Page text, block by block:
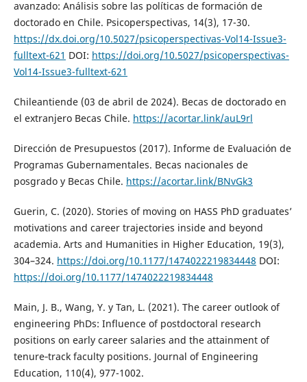
avanzado: Análisis sobre las políticas de formación de
doctorado en Chile. Psicoperspectivas, 14(3), 17-30.
https://dx.doi.org/10.5027/psicoperspectivas-Vol14-Issue3-
fulltext-621 DOI: https://doi.org/10.5027/psicoperspectivas-
Vol14-Issue3-fulltext-621
Chileantiende (03 de abril de 2024). Becas de doctorado en
el extranjero Becas Chile. https://acortar.link/auL9rl
Dirección de Presupuestos (2017). Informe de Evaluación de
Programas Gubernamentales. Becas nacionales de
posgrado y Becas Chile. https://acortar.link/BNvGk3
Guerin, C. (2020). Stories of moving on HASS PhD graduates’
motivations and career trajectories inside and beyond
academia. Arts and Humanities in Higher Education, 19(3),
304–324. https://doi.org/10.1177/1474022219834448 DOI:
https://doi.org/10.1177/1474022219834448
Main, J. B., Wang, Y. y Tan, L. (2021). The career outlook of
engineering PhDs: Influence of postdoctoral research
positions on early career salaries and the attainment of
tenure‐track faculty positions. Journal of Engineering
Education, 110(4), 977-1002.